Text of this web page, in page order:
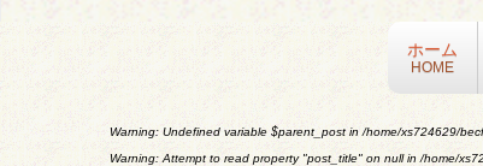
ホーム
HOME
Warning: Undefined variable $parent_post in/home/xs724629/
Warning: Attempt to read property "post_title" on null in/home/